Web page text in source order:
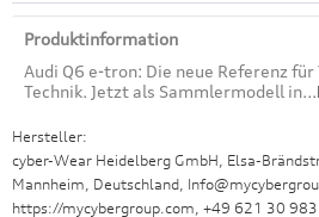
Produktinformation
Audi Q6 e-tron: Die neue Referenz
Technik. Jetzt als Sammlermodell in...
Hersteller:
cyber-Wear Heidelberg GmbH, Elsa-
Mannheim, Deutschland,
https://mycybergroup.com, +49 621 30